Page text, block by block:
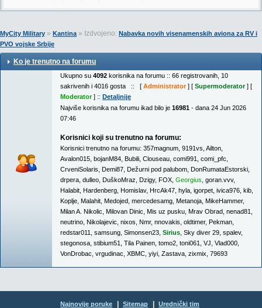
MyCity Military » Kantina» Izdvojeno: Nabavka novih visenamenskih aviona za RV i
PVO vojske Srbije
Ko je trenutno na forumu
Ukupno su 4092 korisnika na forumu :: 66 registrovanih, 10
sakrivenih i 4016 gosta :: [ Administrator] [ Supermoderator] [
Moderator] :: Detaljnije
Najviše korisnika na forumu ikad bilo je 16981 - dana 24 Jun 2026
07:46
Korisnici koji su trenutno na forumu:
Korisnici trenutno na forumu: 357magnum 9191vs Ailton
Avalon015 bojanM84 Bubili Clouseau comi991 comi_pfc
CrveniSolaris Demi87 Dežurni pod palubom DonRumataEstorski
drpera dulleo DuškoMraz Dzigy, FOX Georgius goran.vvv,
Halabit Hardenberg Homislav, HrcAk47 hyla igorpet ivica976 kib
Koplje Malahit Medojed mercedesamg Metanoja MikeHammer,
Milan A. Nikolic Milovan Dinic Mis uz pusku Mrav Obrad nenad81
neutrino Nikolajevic nixos Nmr, nnovakis oldtimer, Pekman
redstar011
samsung Simonsen23 Sirius Sky diver 29 spalev,
stegonosa stibium51 Tila Painen tomo2 toni061 VJ Vlad000
VonDrobac vrgudinac XBMC yiyi Zastava zixmix 79693
Najnovije poruke Sitemap Urednički tim